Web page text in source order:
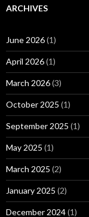
ARCHIVES
June 2026(1)
April 2026(1)
March 2026(3)
October 2025 (1)
September 2025 (1)
May 2025 (1)
March 2025 (2)
January 2025 (2)
December 2024(1)